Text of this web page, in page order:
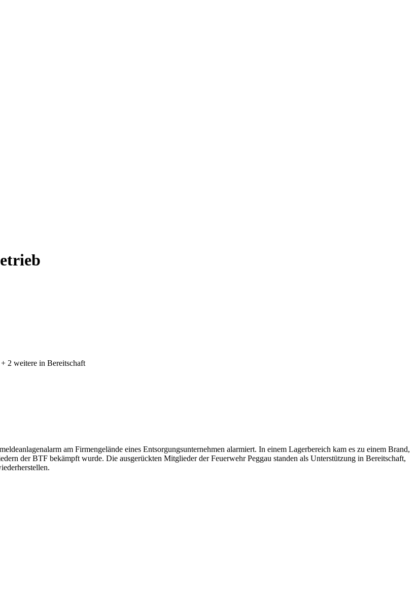
2 weitere in Bereitschaft
am Firmengelände eines Entsorgungsunternehmen alarmiert. In einem Lagerbereich kam es zu einem Brand,
der BTF bekämpft wurde. Die ausgerückten Mitglieder der Feuerwehr Peggau standen als Unterstützung in Bereitschaft,